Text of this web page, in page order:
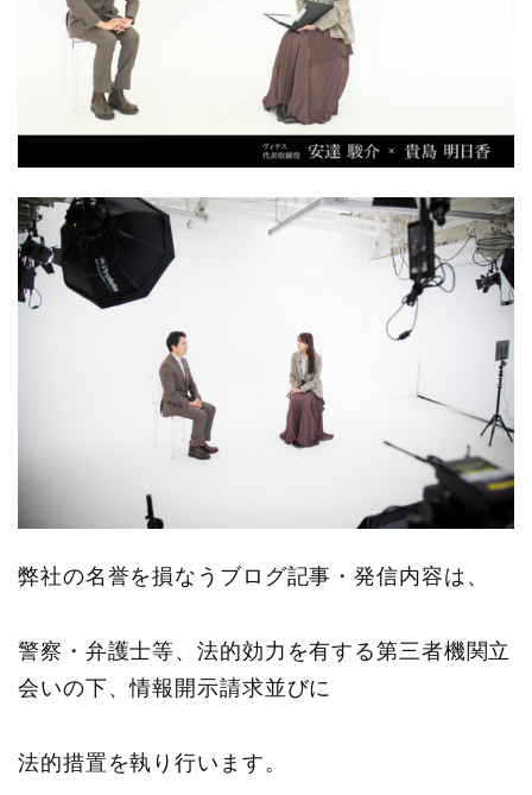
弊社の名誉を損なうブログ記事・発信内容は、
警察・弁護士等、法的効力を有する第三者機関立
会いの下、情報開示請求並びに
法的措置を執り行います。